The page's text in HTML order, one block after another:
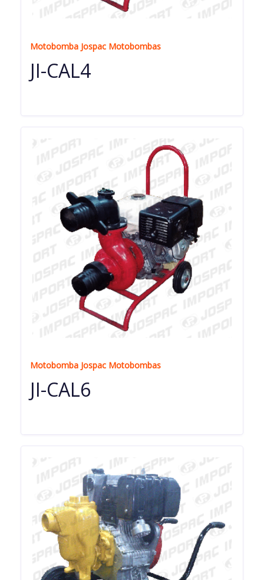
Motobomba Jospac Motobombas
JI-CAL4
Motobomba Jospac Motobombas
JI-CAL6